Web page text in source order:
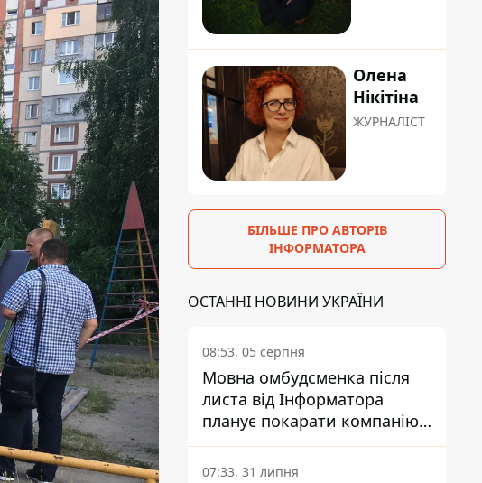
Олена
Нікітіна
ЖУРНАЛІСТ
БІЛЬШЕ ПРО АВТОРІВ
ІНФОРМАТОРА
ОСТАННІ НОВИНИ УКРАЇНИ
08:53, 05 серпня
Мовна омбудсменка після
листа від Інформатора
планує покарати компанію-
підрядника ПриватБанку
07:33, 31 липня